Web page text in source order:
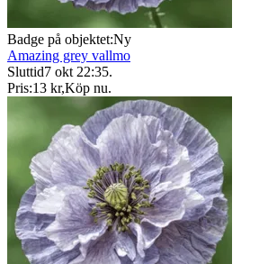
Badge på objektet:Ny
Amazing grey vallmo
Sluttid7 okt 22:35.
Pris:13 kr,Köp nu.